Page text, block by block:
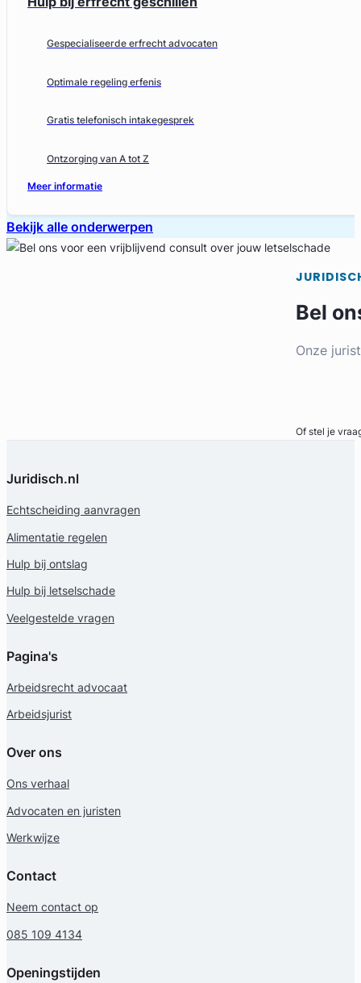
Gespecialiseerde erfrecht advocaten
Optimale regeling erfenis
Gratis telefonisch intakegesprek
Ontzorging van A tot Z
Meer informatie
Bekijk alle onderwerpen
Bel
Onze
Of stel je
Juridisch.nl
Echtscheiding aanvragen
Alimentatie regelen
Hulp bij ontslag
Hulp bij letselschade
Veelgestelde vragen
Pagina's
Arbeidsrecht advocaat
Arbeidsjurist
Over ons
Ons verhaal
Advocaten en juristen
Werkwijze
Contact
Neem contact op
085 109 4134
Openingstijden